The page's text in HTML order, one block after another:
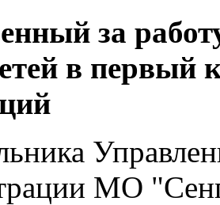
за
в первый
МО